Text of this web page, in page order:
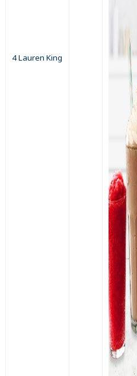
4 Lauren King